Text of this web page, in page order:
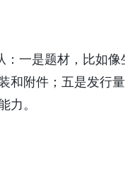
一是题材，比如像
和附件；五是发行
力。